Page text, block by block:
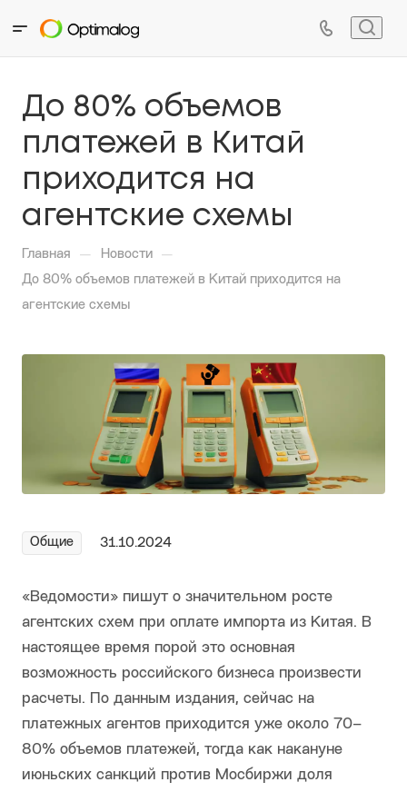
До 80% объемов
платежей в Китай
приходится на
агентские схемы
Главная — Новости —
До 80% объемов платежей в Китай приходится на
агентские схемы
Общие 31.10.2024
«Ведомости» пишут о значительном росте
агентских схем при оплате импорта из Китая. В
настоящее время порой это основная
возможность российского бизнеса произвести
расчеты. По данным издания, сейчас на
платежных агентов приходится уже около 70–
80% объемов платежей, тогда как накануне
июньских санкций против Мосбиржи доля